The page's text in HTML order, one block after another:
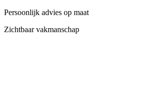
Persoonlijk advies op maat
Zichtbaar vakmanschap